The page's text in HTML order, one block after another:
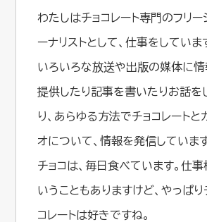
わたしはチョコレート専門のフリー
ーナリストとして、仕事をしていま
いろいろな放送や出版の媒体に情
提供したり記事を書いたりお話を
り、あらゆる方法でチョコレートと
オについて、情報を発信しています
チョコは、毎日食べています。仕事
いうこともありますけど、やっぱり
コレートは好きですね。